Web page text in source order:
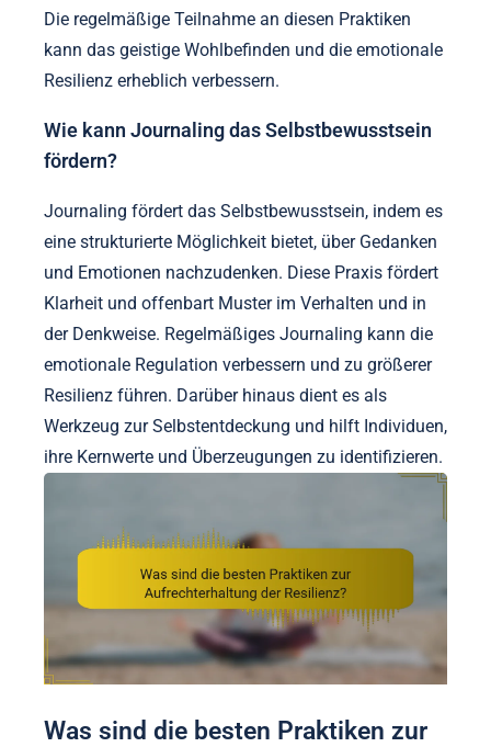
Die regelmäßige Teilnahme an diesen Praktiken
kann das geistige Wohlbefinden und die emotionale
Resilienz erheblich verbessern.
Wie kann Journaling das Selbstbewusstsein
fördern?
Journaling fördert das Selbstbewusstsein, indem es
eine strukturierte Möglichkeit bietet, über Gedanken
und Emotionen nachzudenken. Diese Praxis fördert
Klarheit und offenbart Muster im Verhalten und in
der Denkweise. Regelmäßiges Journaling kann die
emotionale Regulation verbessern und zu größerer
Resilienz führen. Darüber hinaus dient es als
Werkzeug zur Selbstentdeckung und hilft Individuen,
ihre Kernwerte und Überzeugungen zu identifizieren.
Was sind die besten Praktiken zur